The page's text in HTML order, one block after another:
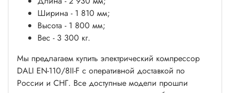
Ширина - 1 810 мм;
Высота - 1 800 мм;
Вес - 3 300 кг.
Мы предлагаем купить электрический компрессор
DALI EN-110/8II-F с оперативной доставкой по
России и СНГ. Все доступные модели прошли